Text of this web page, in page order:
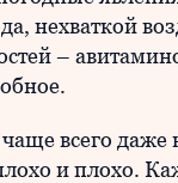
нехваткой
–
всего даже
и плохо.